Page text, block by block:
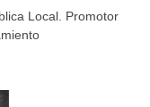
Local. Promotor